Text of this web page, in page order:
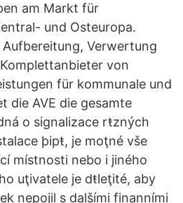
am Markt für
und Osteuropa.
Verwertung
von
für kommunale und
die AVE die gesamte
o signalizace rŧzných
þipŧ, je moţné vše
místnosti nebo i jiného
uţivatele je dŧleţité, aby
nepojil s dalšími finanními